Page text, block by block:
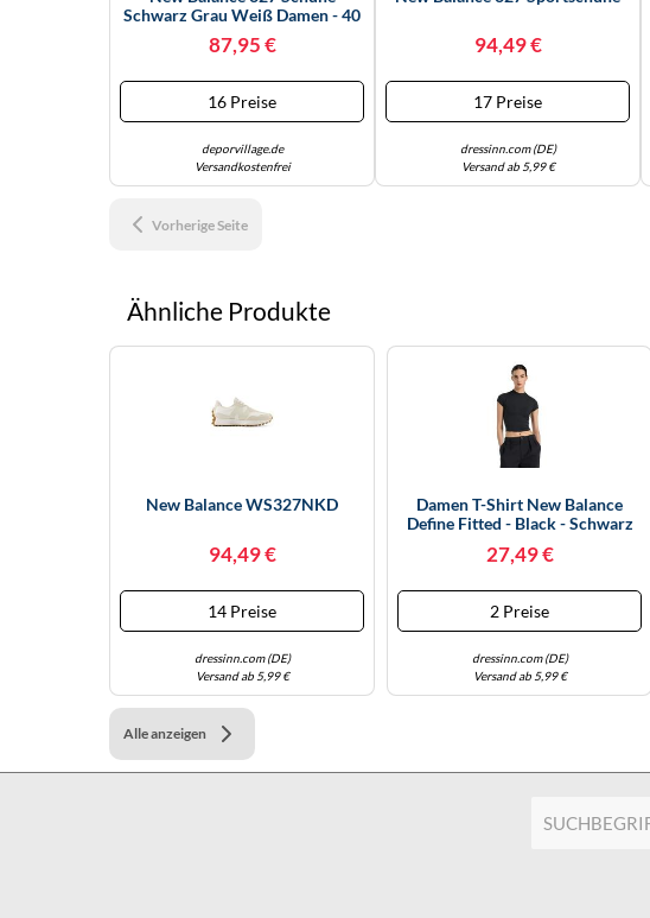
Schwarz Grau Weiß Damen - 40
87,95 €
16 Preise
deporvillage.de
Versandkostenfrei
94,49 €
17 Preise
dressinn.com (DE)
Versand ab 5,99 €
Vorherige Seite
Ähnliche Produkte
New Balance WS327NKD
94,49 €
14 Preise
dressinn.com (DE)
Versand ab 5,99 €
Damen T-Shirt New Balance
Define Fitted - Black - Schwarz
27,49 €
2 Preise
dressinn.com (DE)
Versand ab 5,99 €
Alle anzeigen